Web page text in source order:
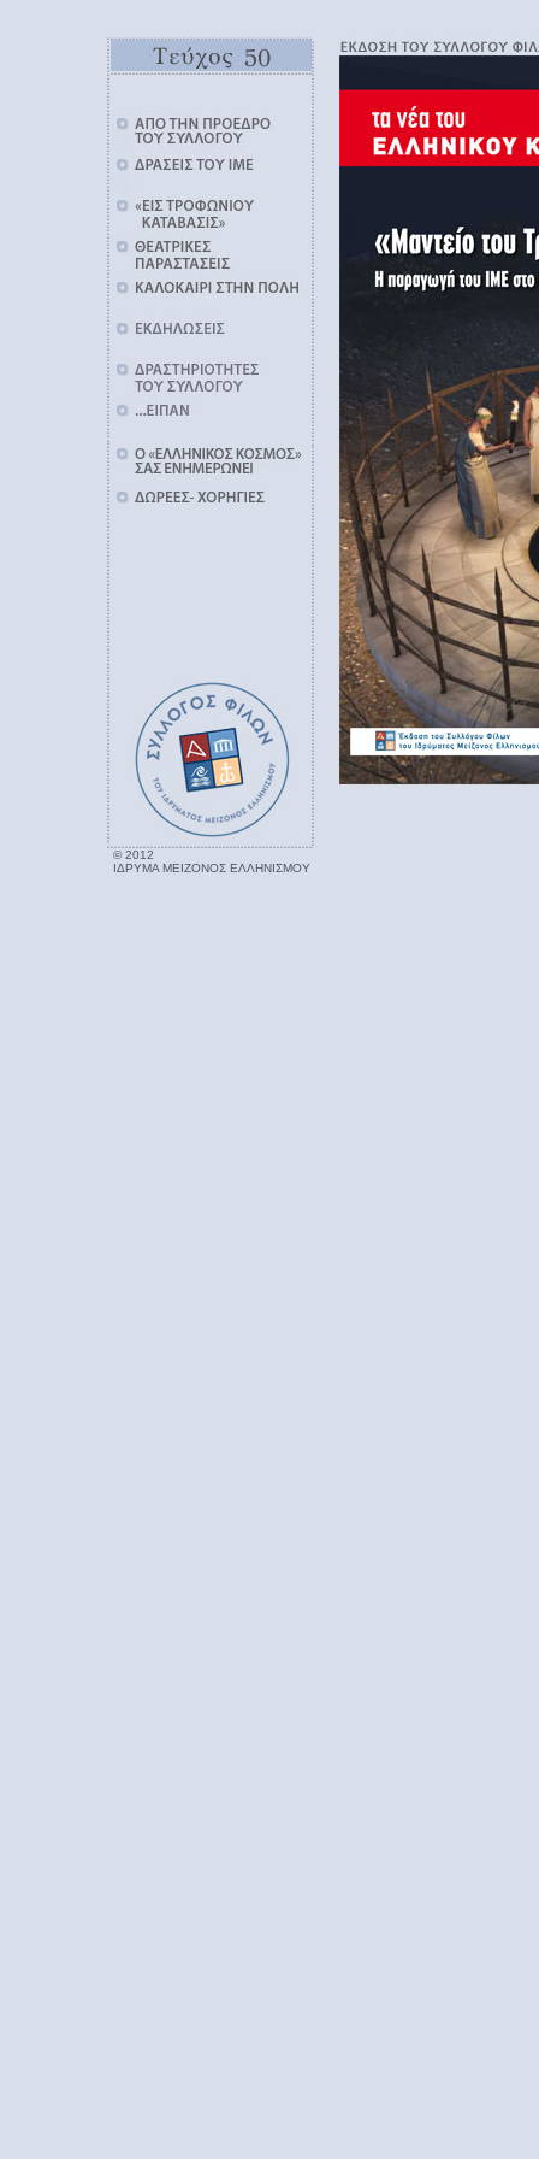
© 2012
ΙΔΡΥΜΑ ΜΕΙΖΟΝΟΣ ΕΛΛΗΝΙΣΜΟΥ